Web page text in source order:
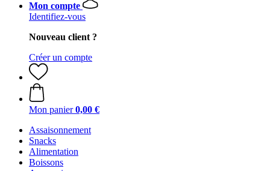
Mon compte
Identifiez-vous
Nouveau client ?
Créer un compte
Mon panier 0,00 €
Assaisonnement
Snacks
Alimentation
Boissons